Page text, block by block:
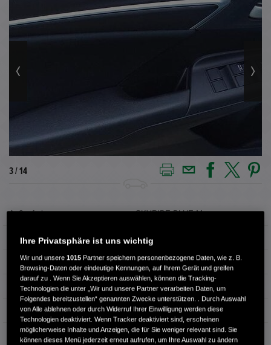
3 / 14
Außenfarbe SKYRIDE BLUE M.
Innenausstattung Stoff
Kilometerstand 55.891 km
Kraftstoffart Benzin
Getriebe Schaltgetriebe
Türen 5
Ihre Privatsphäre ist uns wichtig
Wir und unsere1015 Partner speichern personenbezogene Daten, wie z. B.
Browsing-Daten oder eindeutige Kennungen, auf Ihrem Gerät und greifen
darauf zu . Wenn Sie Akzeptieren auswählen, können die Tracking-
Technologien die unter „Wir und unsere Partner verarbeiten Daten, um
Folgendes bereitzustellen“ genannten Zwecke unterstützen. . Durch Auswahl
von Alle ablehnen oder durch Widerruf Ihrer Einwilligung werden diese
Technologien deaktiviert. Wenn Tracker deaktiviert sind, erscheinen
möglicherweise Inhalte und Anzeigen, die für Sie weniger relevant sind. Sie
können dieses Menü jederzeit erneut aufrufen, um Ihre Auswahl zu ändern